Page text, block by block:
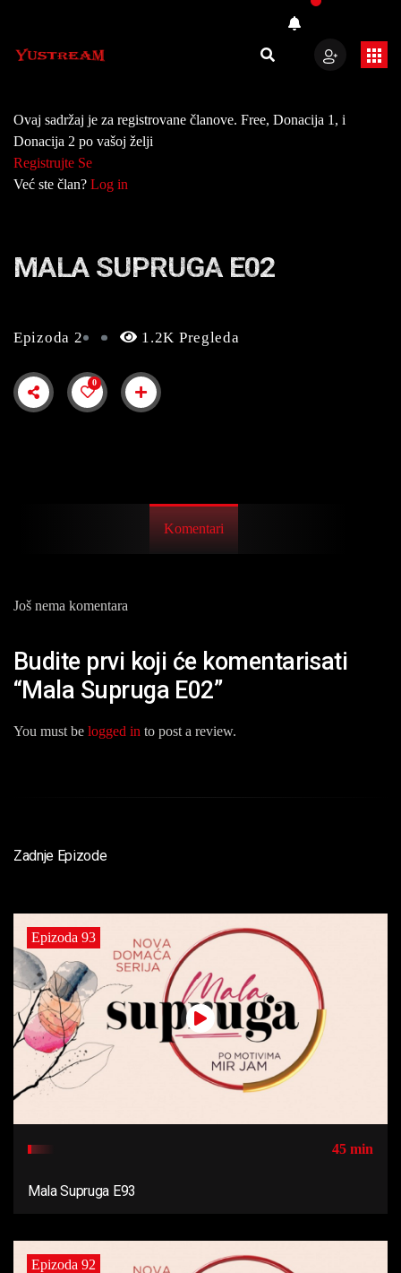
Ovaj sadržaj je za registrovane članove. Free, Donacija 1, i
Donacija 2 po vašoj želji
Registrujte Se
Već ste član? Log in
MALA SUPRUGA E02
Epizoda 2 1.2K Pregleda
0
Komentari
Još nema komentara
Budite prvi koji će komentarisati
“Mala Supruga E02”
You must be logged in to post a review.
Zadnje Epizode
Epizoda 93
45 min
Mala Supruga E93
Epizoda 92